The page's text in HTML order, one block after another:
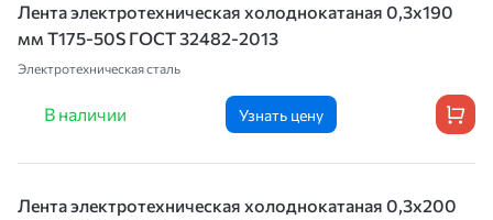
Лента электротехническая холоднокатаная 0,3х190
мм T175-50S ГОСТ 32482-2013
Электротехническая сталь
В наличии Узнать цену
Лента электротехническая холоднокатаная 0,3х200